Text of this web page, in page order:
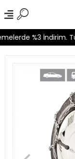
%3 İndirim.